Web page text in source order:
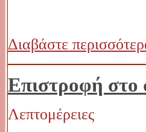
Διαβάστε
Επιστροφή στο
Λεπτομέρειες